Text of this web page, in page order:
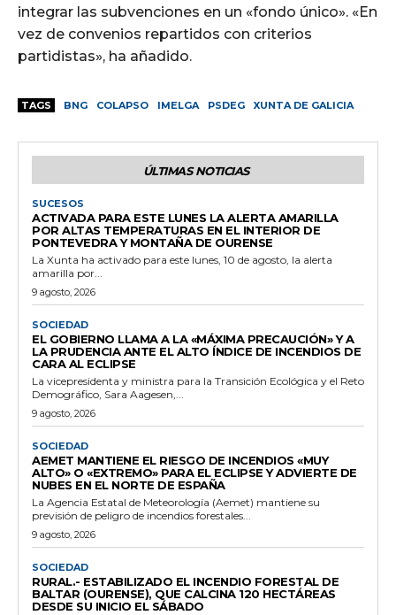
integrar las subvenciones en un «fondo único». «En
vez de convenios repartidos con criterios
partidistas», ha añadido.
TAGS BNG COLAPSO IMELGA PSDEG XUNTA DE GALICIA
ÚLTIMAS NOTICIAS
SUCESOS
ACTIVADA PARA ESTE LUNES LA ALERTA AMARILLA
POR ALTAS TEMPERATURAS EN EL INTERIOR DE
PONTEVEDRA Y MONTAÑA DE OURENSE
La Xunta ha activado para este lunes, 10 de agosto, la alerta
amarilla por...
9 agosto, 2026
SOCIEDAD
EL GOBIERNO LLAMA A LA «MÁXIMA PRECAUCIÓN» Y A
LA PRUDENCIA ANTE EL ALTO ÍNDICE DE INCENDIOS DE
CARA AL ECLIPSE
La vicepresidenta y ministra para la Transición Ecológica y el Reto
Demográfico, Sara Aagesen,...
9 agosto, 2026
SOCIEDAD
AEMET MANTIENE EL RIESGO DE INCENDIOS «MUY
ALTO» O «EXTREMO» PARA EL ECLIPSE Y ADVIERTE DE
NUBES EN EL NORTE DE ESPAÑA
La Agencia Estatal de Meteorología (Aemet) mantiene su
previsión de peligro de incendios forestales...
9 agosto, 2026
SOCIEDAD
RURAL.- ESTABILIZADO EL INCENDIO FORESTAL DE
BALTAR (OURENSE), QUE CALCINA 120 HECTÁREAS
DESDE SU INICIO EL SÁBADO